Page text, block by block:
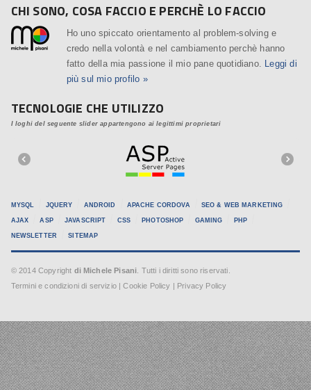
CHI SONO, COSA FACCIO E PERCHÈ LO FACCIO
Ho uno spiccato orientamento al problem-solving e
credo nella volontà e nel cambiamento perchè hanno
fatto della mia passione il mio pane quotidiano. Leggi di
più sul mio profilo »
TECNOLOGIE CHE UTILIZZO
I loghi del seguente slider appartengono ai legittimi proprietari
MYSQL JQUERY ANDROID APACHE CORDOVA SEO & WEB MARKETING
AJAX ASP JAVASCRIPT CSS PHOTOSHOP GAMING PHP
NEWSLETTER SITEMAP
© 2014 Copyright di Michele Pisani . Tutti i diritti sono riservati.
Termini e condizioni di servizio|Cookie Policy | Privacy Policy